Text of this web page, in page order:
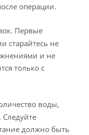
операции.
Первые
старайтесь не
и не
только с
воды,
должно быть